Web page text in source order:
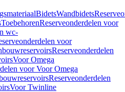
BidetsWandbidets
ToebehorenReserveonderdelen voor
wc-
voor
Reserveonderdelen
Voor Omega
voor Voor Omega
Reserveonderdelen
Voor Twinline